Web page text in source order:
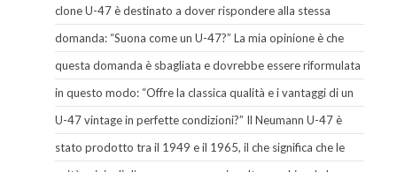
clone U-47 è destinato a dover rispondere alla stessa
domanda: “Suona come un U-47?” La mia opinione è che
questa domanda è sbagliata e dovrebbe essere riformulata
in questo modo: “Offre la classica qualità e i vantaggi di un
U-47 vintage in perfette condizioni?” Il Neumann U-47 è
stato prodotto tra il 1949 e il 1965, il che significa che le